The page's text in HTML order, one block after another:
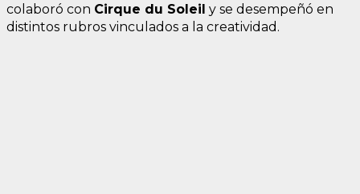
colaboró con Cirque du Soleil y se desempeñó en
distintos rubros vinculados a la creatividad.